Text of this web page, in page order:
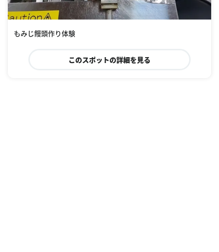
もみじ饅頭作り体験
このスポットの詳細を見る